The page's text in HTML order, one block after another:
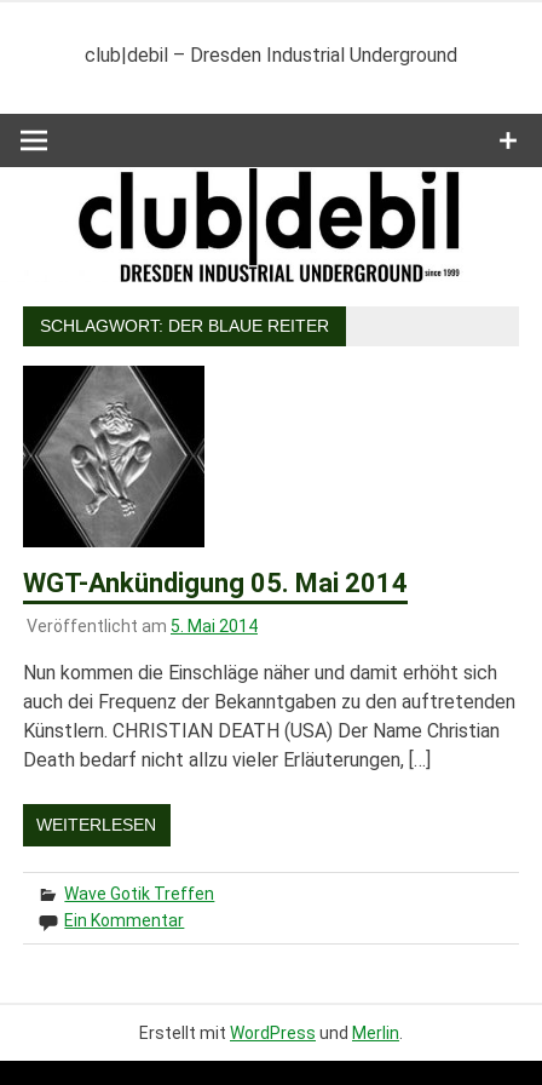
club|debil – Dresden Industrial Underground
SCHLAGWORT: DER BLAUE REITER
WGT-Ankündigung 05. Mai 2014
Veröffentlicht am 5. Mai 2014
Nun kommen die Einschläge näher und damit erhöht sich
auch dei Frequenz der Bekanntgaben zu den auftretenden
Künstlern. CHRISTIAN DEATH (USA) Der Name Christian
Death bedarf nicht allzu vieler Erläuterungen, […]
WEITERLESEN
Wave Gotik Treffen
Ein Kommentar
Erstellt mit WordPress und Merlin